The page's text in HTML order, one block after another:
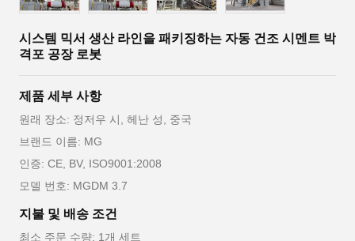
시스템 믹서 생산 라인을 패키징하는 자동 건조 시멘트 박
격포 공장 로봇
제품 세부 사항
원래 장소: 정저우 시, 헤난 성, 중국
브랜드 이름: MG
인증: CE, BV, ISO9001:2008
모델 번호: MGDM 3.7
지불 및 배송 조건
최소 주문 수량: 1개 세트